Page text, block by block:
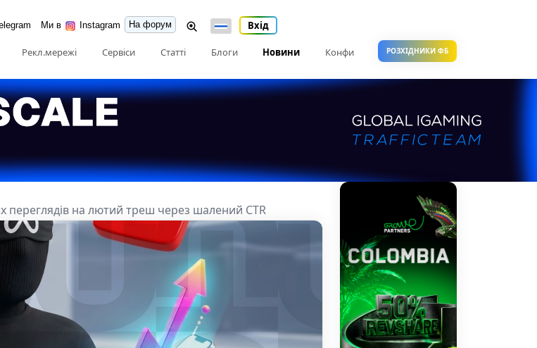
Ми в Instagram На форум Вхід
Рекл.мережі Сервіси Статті Блоги Новини Конфи РОЗХІДНИКИ ФБ
на лютий треш через шалений CTR